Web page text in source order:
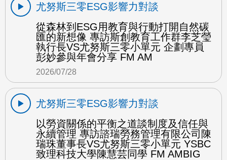
尤努斯三零ESG影響力對談
從森林到ESG用教育與行動打開自然碳
匯的新想像 專訪斯創教育工作群李芝瑩
執行長VS尤努斯三零小單元 企劃專員
彭妙參與年會分享 FM AM
2026/07/28
尤努斯三零ESG影響力對談
以勞資關係的平衡之道談制度及信任與
永續管理 專訪諮瑞勞務管理有限公司陳
瑞珠董事長VS尤努斯三零小單元 YSBC
致理科技大學陳慧芸同學 FM AMBIG